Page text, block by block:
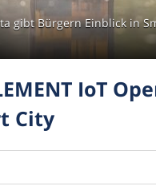
gibt Bürgern Einblick in
IoT
City